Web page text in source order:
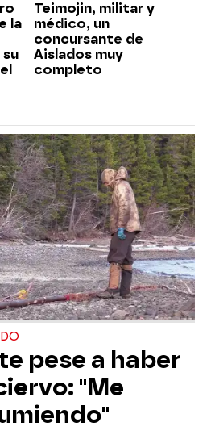
la
Teimojin, militar y
médico, un
concursante de
Aislados muy
completo
pese a haber
"Me